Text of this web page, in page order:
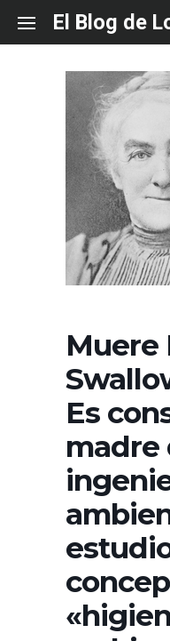
content
El Blog de
Muere
Es
madre